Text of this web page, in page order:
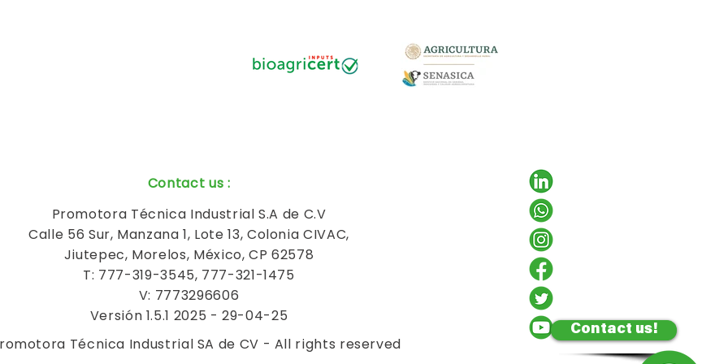
Contact us!
Contact us :
Promotora Técnica Industrial S.A de C.V
Calle 56 Sur, Manzana 1, Lote 13, Colonia CIVAC,
Jiutepec, Morelos, México, CP 62578
T: 777-319-3545, 777-321-1475
V: 7773296606
Versión 1.5.1 2025 - 29-04-25
Técnica Industrial SA de CV - All rights reserved